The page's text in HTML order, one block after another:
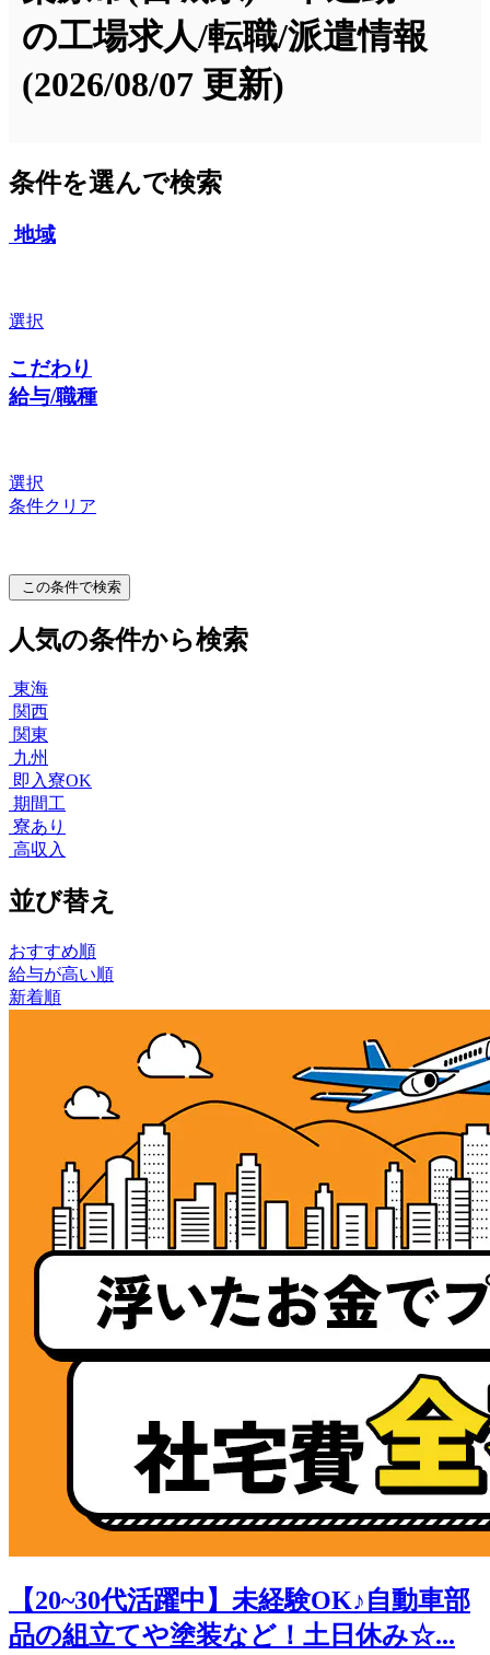
の工場求人/転職/派遣情報
(2026/08/07 更新)
条件を選んで検索
地域
選択
こだわり
給与/職種
選択
条件クリア
この条件で検索
人気の条件から検索
東海
関西
関東
九州
即入寮OK
期間工
寮あり
高収入
並び替え
おすすめ順
給与が高い順
新着順
【20~30代活躍中】未経験OK♪自動車部
品の組立てや塗装など！土日休み☆...